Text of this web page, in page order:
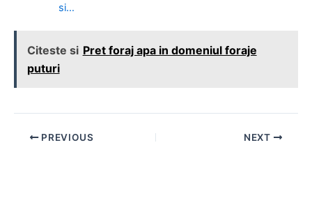
si…
Citeste si Pret foraj apa in domeniul foraje
puturi
Post PREVIOUS NEXT